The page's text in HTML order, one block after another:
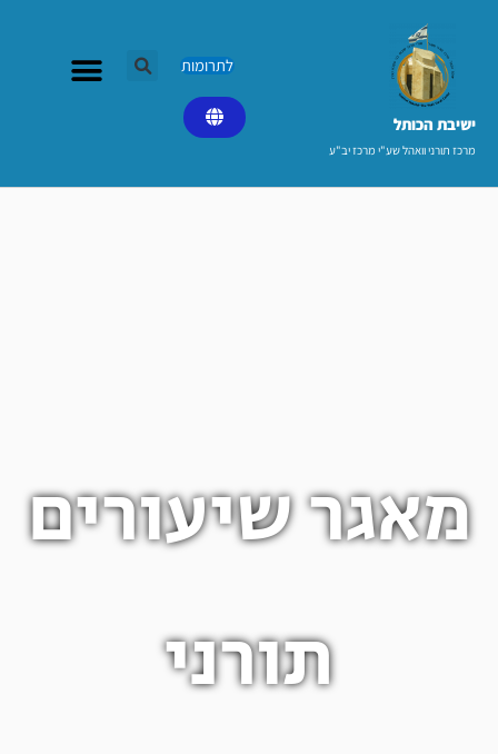
ישיבת הכותל​
מרכז תורני וואהל שע"י מרכז יב"ע
לתרומות
מאגר שיעורים
תורני